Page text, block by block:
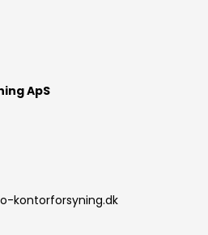
ApS
kontorforsyning.dk